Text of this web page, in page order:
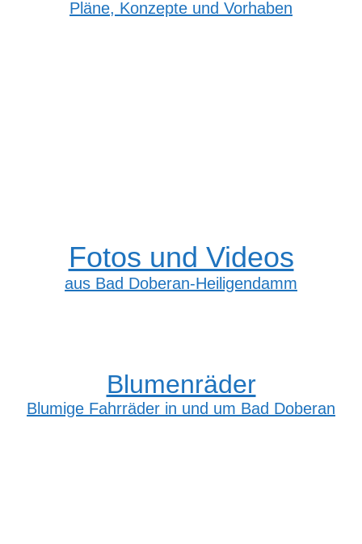
Pläne, Konzepte und Vorhaben
Fotos und Videos
aus Bad Doberan-Heiligendamm
Blumenräder
Blumige Fahrräder in und um Bad Doberan